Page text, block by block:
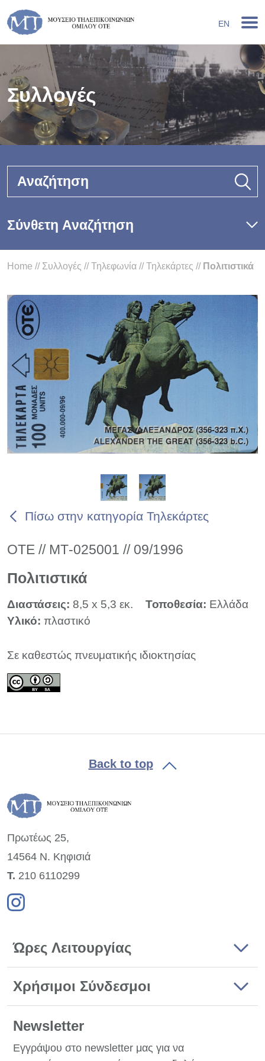
EN
Συλλογές
Αναζήτηση
Σύνθετη Αναζήτηση
Home // Συλλογές //Τηλεφωνία //Τηλεκάρτες // Πολιτιστικά
Πίσω στην κατηγορία Τηλεκάρτες
ΟΤΕ // ΜΤ-025001 // 09/1996
Πολιτιστικά
Διαστάσεις: 8,5 x 5,3 εκ. Τοποθεσία: Ελλάδα
Υλικό: πλαστικό
Σε καθεστώς πνευματικής ιδιοκτησίας
Back to top
Πρωτέως 25,
14564 Ν. Κηφισιά
Τ. 210 6110299
Ώρες Λειτουργίας
Χρήσιμοι Σύνδεσμοι
Newsletter
Εγγράψου στο newsletter μας για να